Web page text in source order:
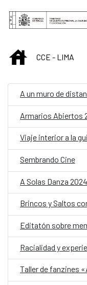
Saltar al contenido
INICIOCCE - LIMA
A un muro de
Armarios Abiertos
Sembrando Cine
A Solas Danza
Brincos y Saltos
Editatón sobre
Racialidad y
Taller de fanzines